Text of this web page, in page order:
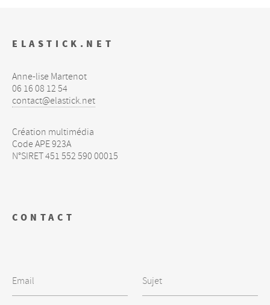
CONTACT
ELASTICK.NET
Anne-lise Martenot
06 16 08 12 54
contact@elastick.net
Création multimédia
Code APE923A
N°SIRET451 552 590 00015